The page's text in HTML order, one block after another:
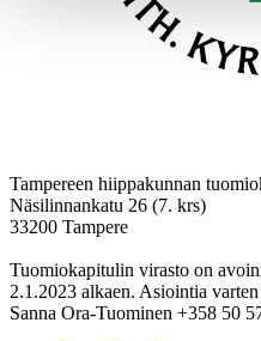
Tampereen hiippakunnan
Näsilinnankatu 26 (7. krs)
33200 Tampere
Tuomiokapitulin virasto on
2.1.2023 alkaen. Asiointia
Sanna Ora-Tuominen +358 50